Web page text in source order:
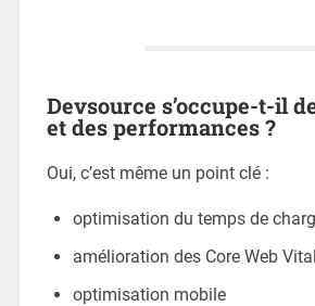
Devsource s’occupe-t-il
et des performances ?
Oui, c’est même un point clé :
optimisation du temps de
amélioration des Core Web
optimisation mobile